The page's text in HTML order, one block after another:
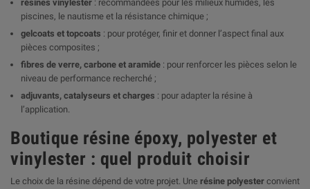
résines vinylester : recommandées pour les milieux humides, les
piscines, le nautisme et la résistance chimique ;
gelcoats et topcoats : pour protéger, finir et donner l’aspect final aux
pièces composites ;
fibres de verre, carbone et aramide : pour renforcer les pièces selon le
niveau de performance recherché ;
adjuvants, catalyseurs et charges : pour adapter la résine à
l’application.
Boutique résine époxy, polyester et
vinylester : quel produit choisir
Le choix de la résine dépend de votre projet. Une résine polyester convient